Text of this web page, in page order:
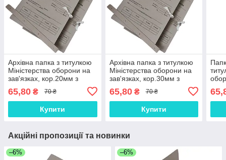
Архівна папка з титулкою
Міністерства оборони на
зав'язках, кор.20мм з
планками для підшивання
документів А4
65,80 ₴ 70 ₴
Купити
Архівна папка з титулкою
Міністерства оборони на
зав'язках, кор.30мм з
планками для підшивання
документів А4
65,80₴ 70 ₴
Купити
Акційні пропозиції та новинки
–6% –6%